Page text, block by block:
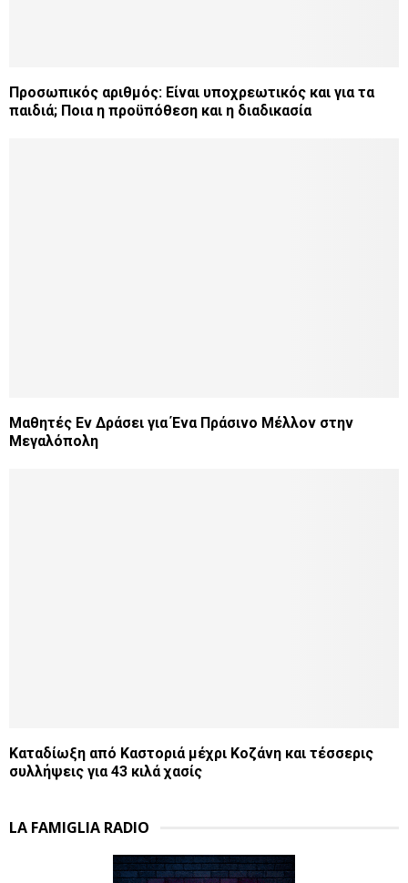
Προσωπικός αριθμός: Είναι υποχρεωτικός και για τα
παιδιά; Ποια η προϋπόθεση και η διαδικασία
Μαθητές Εν Δράσει για Ένα Πράσινο Μέλλον στην
Μεγαλόπολη
Καταδίωξη από Καστοριά μέχρι Κοζάνη και τέσσερις
συλλήψεις για 43 κιλά χασίς
LA FAMIGLIA RADIO